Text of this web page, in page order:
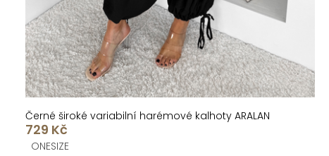
Černé široké variabilní harémové kalhoty ARALAN
729 Kč
ONESIZE